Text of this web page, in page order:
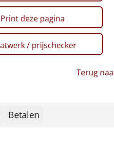
Print deze pagina
/ prijschecker
Terug
Betalen